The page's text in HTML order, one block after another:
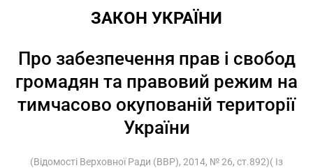
ЗАКОН УКРАЇНИ
Про забезпечення прав і свобод
громадян та правовий режим на
тимчасово окупованій території
України
(Відомості Верховної Ради (ВВР), 2014, № 26, ст.892)( Із